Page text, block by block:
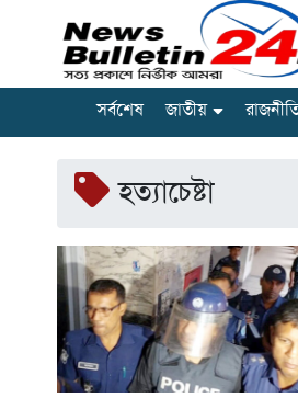
সর্বশেষ জাতীয়
হত্যাচেষ্টা